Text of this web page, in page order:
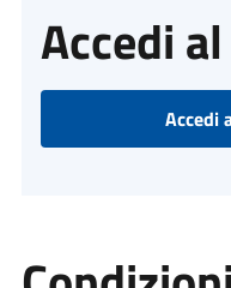
Accedi
Accedi